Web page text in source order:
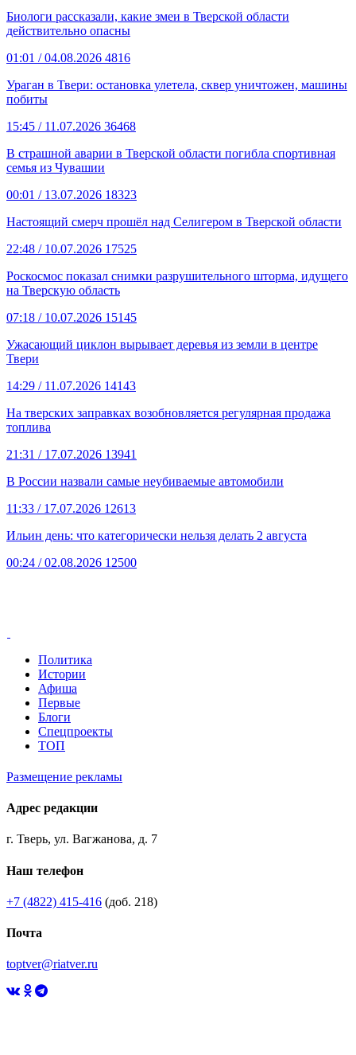
Биологи рассказали, какие змеи в Тверской области
действительно опасны
01:01 / 04.08.2026 4816
Ураган в Твери: остановка улетела, сквер уничтожен, машины
побиты
15:45 / 11.07.2026 36468
В страшной аварии в Тверской области погибла спортивная
семья из Чувашии
00:01 / 13.07.2026 18323
Настоящий смерч прошёл над Селигером в Тверской области
22:48 / 10.07.2026 17525
Роскосмос показал снимки разрушительного шторма, идущего
на Тверскую область
07:18 / 10.07.2026 15145
Ужасающий циклон вырывает деревья из земли в центре
Твери
14:29 / 11.07.2026 14143
На тверских заправках возобновляется регулярная продажа
топлива
21:31 / 17.07.2026 13941
В России назвали самые неубиваемые автомобили
11:33 / 17.07.2026 12613
Ильин день: что категорически нельзя делать 2 августа
00:24 / 02.08.2026 12500
Политика
Истории
Афиша
Первые
Блоги
Спецпроекты
ТОП
Размещение рекламы
Адрес редакции
г. Тверь, ул. Вагжанова, д. 7
Наш телефон
+7 (4822) 415-416 (доб. 218)
Почта
toptver@riatver.ru